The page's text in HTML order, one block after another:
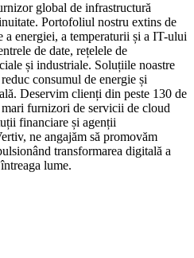
global de infrastructură
Portofoliul nostru extins de
a energiei, a temperaturii și a IT-ului
de date, rețelele de
și industriale. Soluțiile noastre
consumul de energie și
Deservim clienți din peste 130 de
furnizori de servicii de cloud
financiare și agenții
ne angajăm să promovăm
transformarea digitală a
lume.